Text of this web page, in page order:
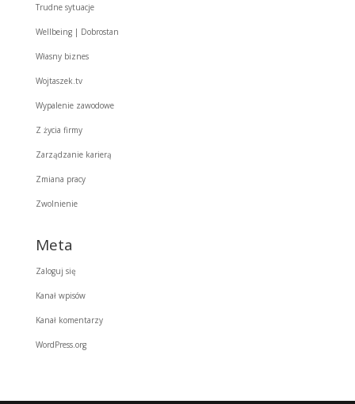
Trudne sytuacje
Wellbeing | Dobrostan
Własny biznes
Wojtaszek.tv
Wypalenie zawodowe
Z życia firmy
Zarządzanie karierą
Zmiana pracy
Zwolnienie
Meta
Zaloguj się
Kanał wpisów
Kanał komentarzy
WordPress.org